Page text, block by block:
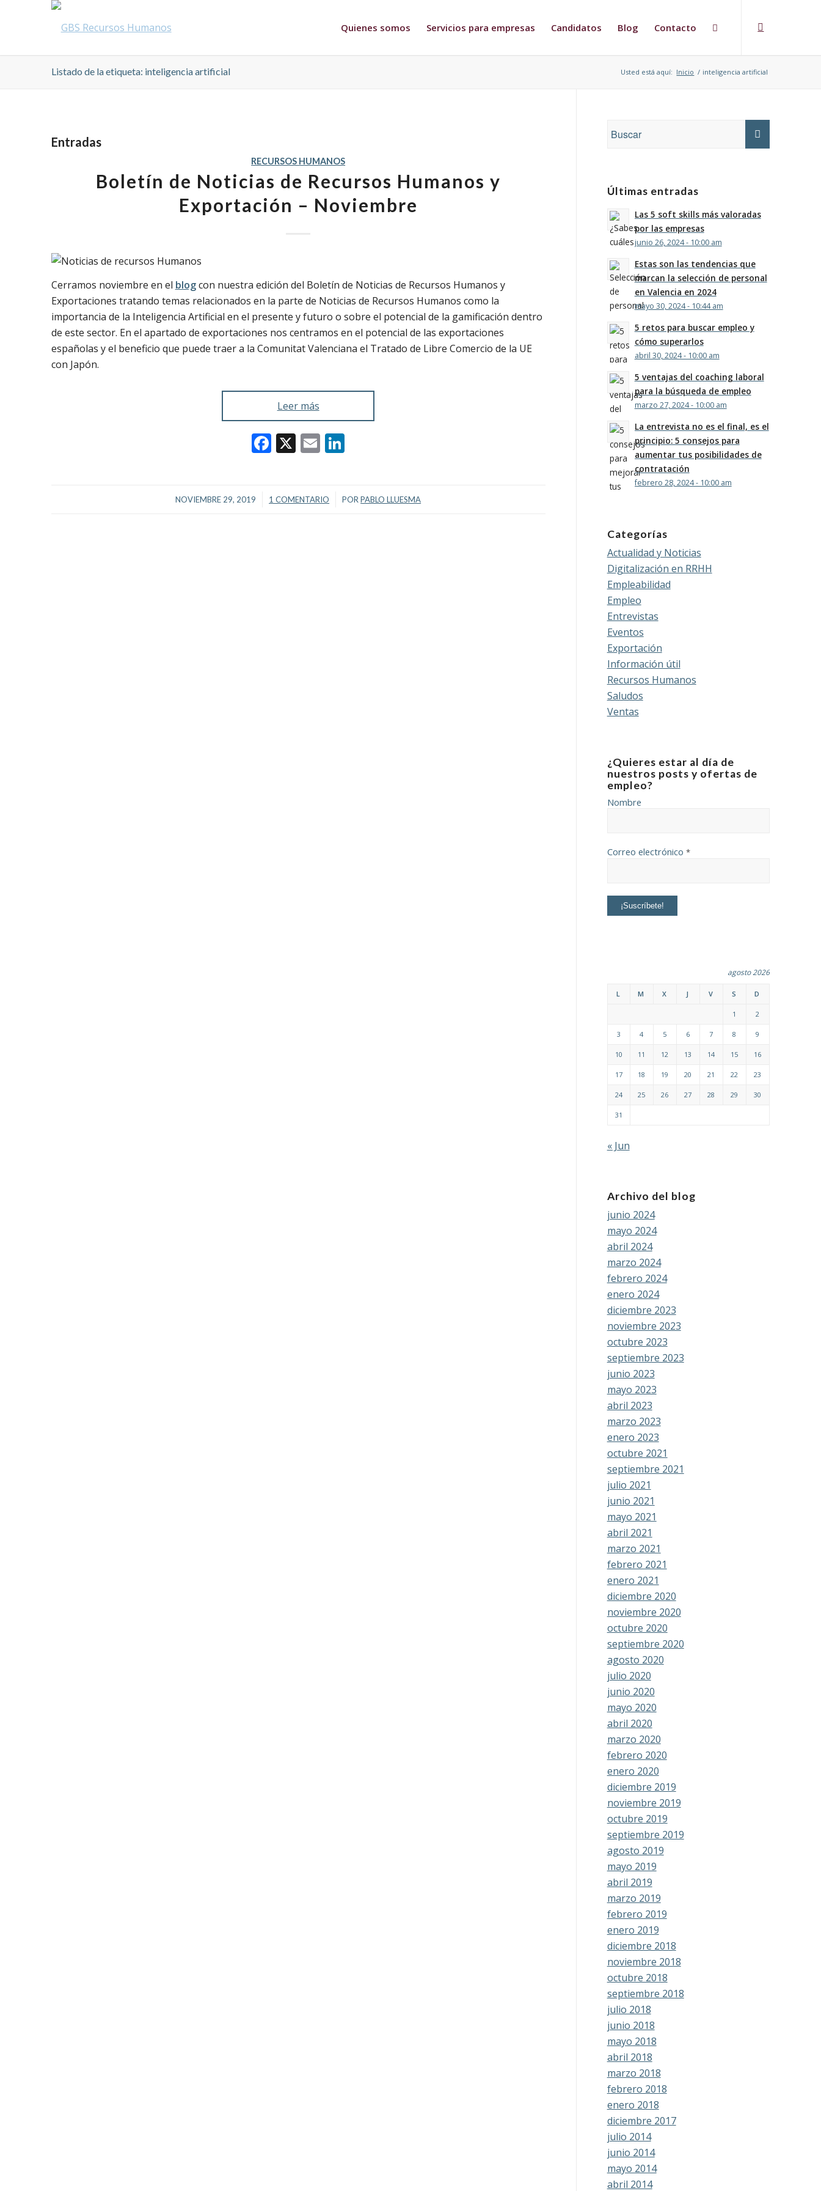
Quienes somos Servicios para empresas Candidatos Blog Contacto
Listado de la etiqueta: inteligencia artificial Usted está aquí: Inicio / inteligencia artificial
Entradas
RECURSOS HUMANOS
Boletín de Noticias de Recursos Humanos y
Exportación – Noviembre
Cerramos noviembre en el blogcon nuestra edición del Boletín de Noticias de Recursos Humanos y
Exportaciones tratando temas relacionados en la parte de Noticias de Recursos Humanos como la
importancia de la Inteligencia Artificial en el presente y futuro o sobre el potencial de la gamificación dentro
de este sector. En el apartado de exportaciones nos centramos en el potencial de las exportaciones
españolas y el beneficio que puede traer a la Comunitat Valenciana el Tratado de Libre Comercio de la UE
con Japón.
Leer más
Facebook
X Email
NOVIEMBRE 29, 2019
/ 1 COMENTARIO
/ PORPABLO LLUESMA
Últimas entradas
Las 5 soft skills más valoradas
por las empresas
junio 26, 2024 - 10:00 am
Estas son las tendencias que
marcan la selección de personal
en Valencia en 2024
mayo 30, 2024 - 10:44 am
5 retos para buscar empleo y
cómo superarlos
abril 30, 2024 - 10:00 am
5 ventajas del coaching laboral
para la búsqueda de empleo
marzo 27, 2024 - 10:00 am
La entrevista no es el final, es el
principio: 5 consejos para
aumentar tus posibilidades de
contratación
febrero 28, 2024 - 10:00 am
Categorías
Actualidad y Noticias
Digitalización en RRHH
Empleabilidad
Empleo
Entrevistas
Eventos
Exportación
Información útil
Recursos Humanos
Saludos
Ventas
¿Quieres estar al día de
nuestros posts y ofertas de
empleo?
Nombre
Correo electrónico *
agosto 2026
L M X J V S D
1 2
3 4 5 6 7 8 9
10 11 12 13 14 15 16
17 18 19 20 21 22 23
24 25 26 27 28 29 30
31
« Jun
Archivo del blog
junio 2024
mayo 2024
abril 2024
marzo 2024
febrero 2024
enero 2024
diciembre 2023
noviembre 2023
octubre 2023
septiembre 2023
junio 2023
mayo 2023
abril 2023
marzo 2023
enero 2023
octubre 2021
septiembre 2021
julio 2021
junio 2021
mayo 2021
abril 2021
marzo 2021
febrero 2021
enero 2021
diciembre 2020
noviembre 2020
octubre 2020
septiembre 2020
agosto 2020
julio 2020
junio 2020
mayo 2020
abril 2020
marzo 2020
febrero 2020
enero 2020
diciembre 2019
noviembre 2019
octubre 2019
septiembre 2019
agosto 2019
mayo 2019
abril 2019
marzo 2019
febrero 2019
enero 2019
diciembre 2018
noviembre 2018
octubre 2018
septiembre 2018
julio 2018
junio 2018
mayo 2018
abril 2018
marzo 2018
febrero 2018
enero 2018
diciembre 2017
julio 2014
junio 2014
mayo 2014
abril 2014